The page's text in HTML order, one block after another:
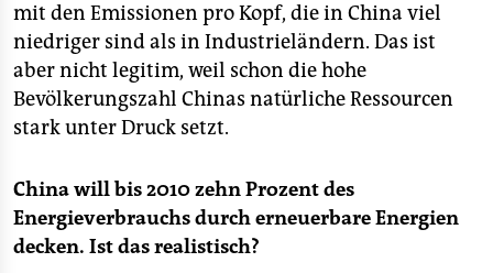
mit den Emissionen pro Kopf, die in China viel
niedriger sind als in Industrieländern. Das ist
aber nicht legitim, weil schon die hohe
Bevölkerungszahl Chinas natürliche Ressourcen
stark unter Druck setzt.
China will bis 2010 zehn Prozent des
Energieverbrauchs durch erneuerbare Energien
decken. Ist das realistisch?